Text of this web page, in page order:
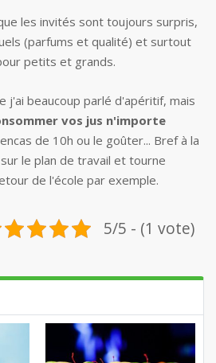
les invités sont toujours surpris,
(parfums et qualité) et surtout
petits et grands.
j'ai beaucoup parlé d'apéritif, mais
vos jus n'importe
de 10h ou le goûter... Bref à la
le plan de travail et tourne
de l'école par exemple.
5/5 - (1 vote)